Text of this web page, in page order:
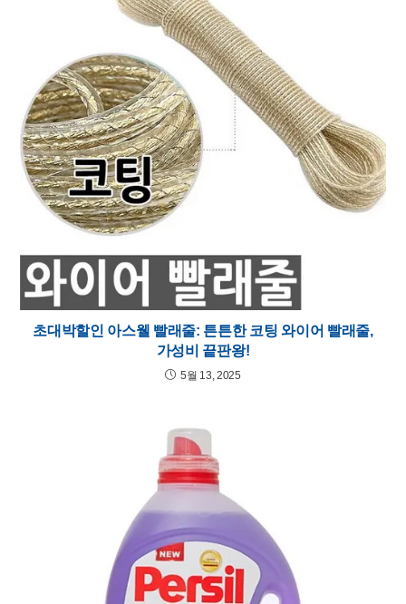
초대박할인 아스웰 빨래줄: 튼튼한 코팅 와이어 빨래줄,
가성비 끝판왕!
5월 13, 2025